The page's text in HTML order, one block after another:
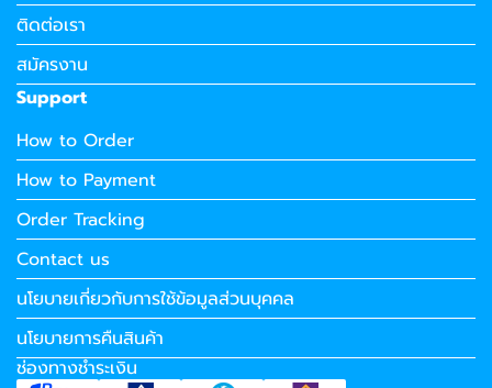
ติดต่อเรา
สมัครงาน
Support
How to Order
How to Payment
Order Tracking
Contact us
นโยบายเกี่ยวกับการใช้ข้อมูลส่วนบุคคล
นโยบายการคืนสินค้า
ช่องทางชำระเงิน